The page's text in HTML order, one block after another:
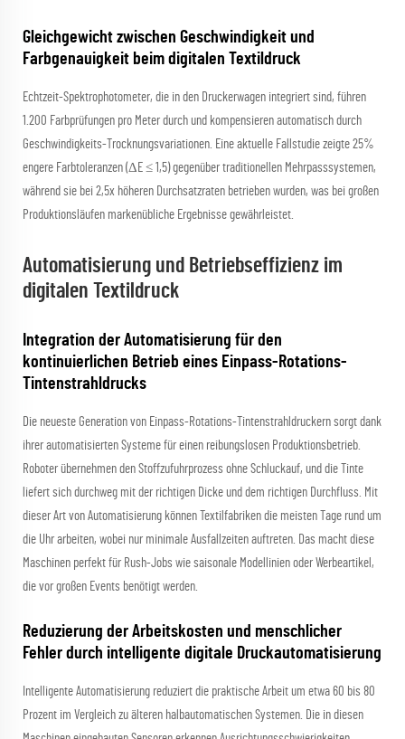
Gleichgewicht zwischen Geschwindigkeit und
Farbgenauigkeit beim digitalen Textildruck
Echtzeit-Spektrophotometer, die in den Druckerwagen integriert sind, führen
1.200 Farbprüfungen pro Meter durch und kompensieren automatisch durch
Geschwindigkeits-Trocknungsvariationen. Eine aktuelle Fallstudie zeigte 25%
engere Farbtoleranzen (ΔE ≤ 1,5) gegenüber traditionellen Mehrpasssystemen,
während sie bei 2,5x höheren Durchsatzraten betrieben wurden, was bei großen
Produktionsläufen markenübliche Ergebnisse gewährleistet.
Automatisierung und Betriebseffizienz im
digitalen Textildruck
Integration der Automatisierung für den
kontinuierlichen Betrieb eines Einpass-Rotations-
Tintenstrahldrucks
Die neueste Generation von Einpass-Rotations-Tintenstrahldruckern sorgt dank
ihrer automatisierten Systeme für einen reibungslosen Produktionsbetrieb.
Roboter übernehmen den Stoffzufuhrprozess ohne Schluckauf, und die Tinte
liefert sich durchweg mit der richtigen Dicke und dem richtigen Durchfluss. Mit
dieser Art von Automatisierung können Textilfabriken die meisten Tage rund um
die Uhr arbeiten, wobei nur minimale Ausfallzeiten auftreten. Das macht diese
Maschinen perfekt für Rush-Jobs wie saisonale Modellinien oder Werbeartikel,
die vor großen Events benötigt werden.
Reduzierung der Arbeitskosten und menschlicher
Fehler durch intelligente digitale Druckautomatisierung
Intelligente Automatisierung reduziert die praktische Arbeit um etwa 60 bis 80
Prozent im Vergleich zu älteren halbautomatischen Systemen. Die in diesen